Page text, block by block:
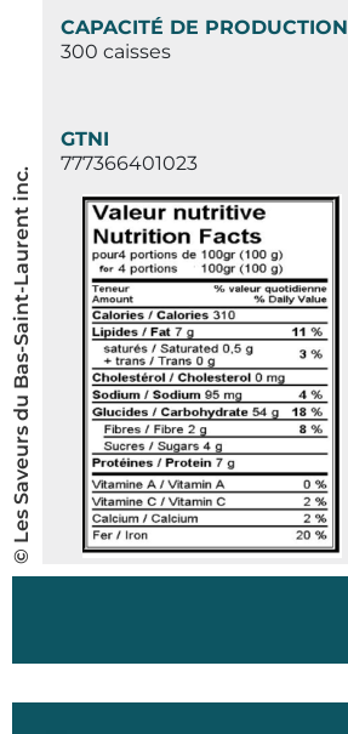
© Les Saveurs du Bas-Saint-Laurent inc.
CAPACITÉ DE PRODUCTION
300 caisses
GTNI
777366401023